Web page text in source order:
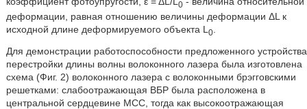
0
деформации, равная отношению величины деформации ΔL к
исходной длине деформируемого объекта L 0.
Для демонстрации работоспособности предложенного устройства
перестройки длины волны волоконного лазера была изготовлена
схема (Фиг. 2) волоконного лазера с волоконными брэгговскими
решетками: слабоотражающая ВБР была расположена в
центральной сердцевине МСС, тогда как высокоотражающая